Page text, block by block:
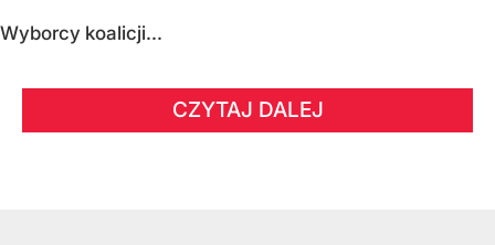
Wyborcy koalicji...
CZYTAJ DALEJ